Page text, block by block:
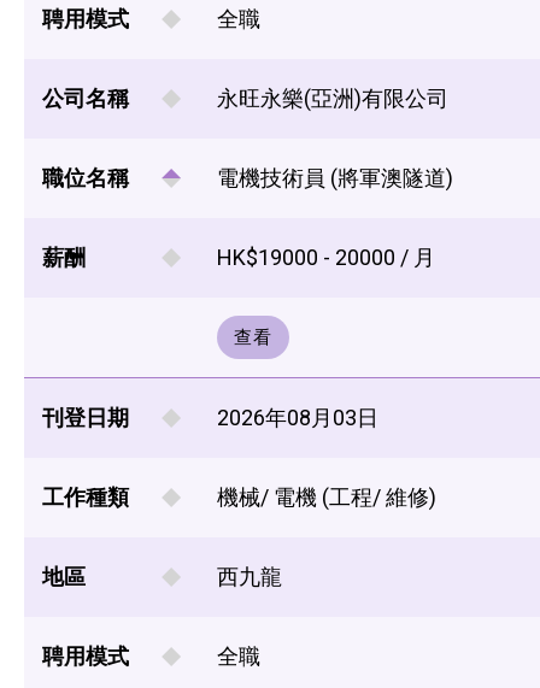
聘用模式 全職
公司名稱 永旺永樂(亞洲)有限公司
職位名稱 電機技術員 (將軍澳隧道)
薪酬 HK$19000 - 20000 / 月
查看
刊登日期 2026年08月03日
工作種類 機械/ 電機 (工程/ 維修)
地區 西九龍
聘用模式 全職